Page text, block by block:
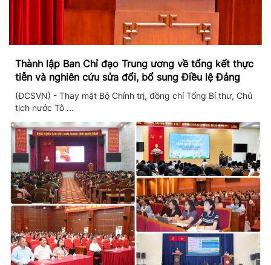
Thành lập Ban Chỉ đạo Trung ương về tổng kết thực
tiễn và nghiên cứu sửa đổi, bổ sung Điều lệ Đảng
(ĐCSVN) - Thay mặt Bộ Chính trị, đồng chí Tổng Bí thư, Chủ
tịch nước Tô ...